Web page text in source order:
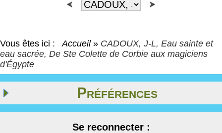
Vous êtes ici : Accueil » CADOUX, J-L, Eau sainte et
eau sacrée, De Ste Colette de Corbie aux magiciens
d'Égypte
Préférences
Se reconnecter :